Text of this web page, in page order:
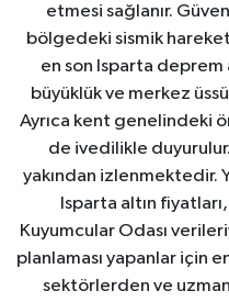
etmesi sağlanır.
bölgedeki sismik
en son Isparta deprem
büyüklük ve merkez
Ayrıca kent genelindeki
de ivedilikle
yakından izlenmektedir.
Isparta altın
Kuyumcular Odası
planlaması yapanlar için
sektörlerden ve